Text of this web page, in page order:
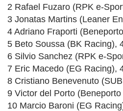
2 Rafael Fuzaro (RPK e-
3 Jonatas Martins (Leaner
4 Adriano Fraporti
5 Beto Soussa (BK Racing),
6 Silvio Sanchez (RPK e-
7 Eric Macedo (EG Racing),
8 Cristiano Benevenuto
9 Victor del Porto
10 Marcio Baroni (EG